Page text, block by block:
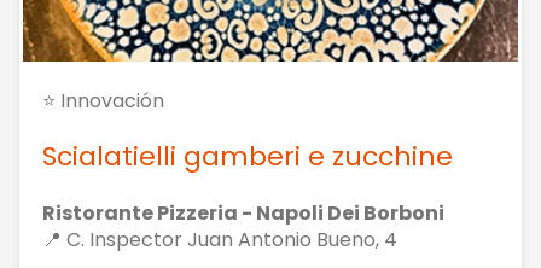
⭐ Innovación
Scialatielli gamberi e zucchine
Ristorante Pizzeria - Napoli Dei Borboni
📍 C. Inspector Juan Antonio Bueno, 4